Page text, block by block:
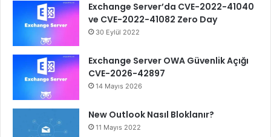
Exchange Server’da CVE-2022-41040
ve CVE-2022-41082 Zero Day
30 Eylül 2022
Exchange Server OWA Güvenlik Açığı
CVE-2026-42897
14 Mayıs 2026
New Outlook Nasıl Bloklanır?
11 Mayıs 2022